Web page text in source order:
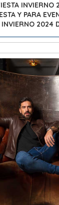
Y PARA
2024